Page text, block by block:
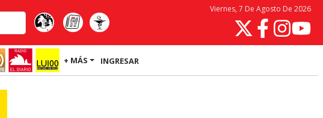
Viernes, 7 De Agosto De 2026
+ MÁS INGRESAR